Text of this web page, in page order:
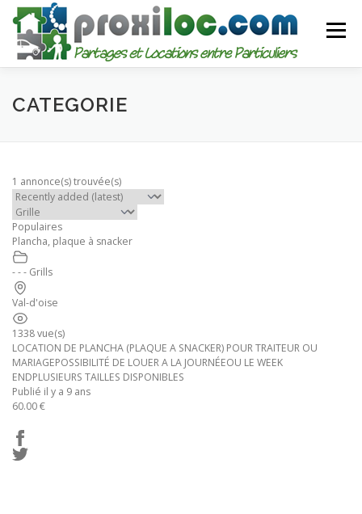
Aller
contenu
Menu
CATEGORIES AJOUTER UNE ANNONCE
CATEGORIE
1 annonce(s) trouvée(s)
Populaires
Plancha, plaque à snacker
- - - Grills
Val-d'oise
1338 vue(s)
LOCATION DE PLANCHA (PLAQUE A SNACKER) POUR TRAITEUR OU
MARIAGEPOSSIBILITÉ DE LOUER A LA JOURNÉEOU LE WEEK
ENDPLUSIEURS TAILLES DISPONIBLES
Publié il y a 9 ans
60.00 €